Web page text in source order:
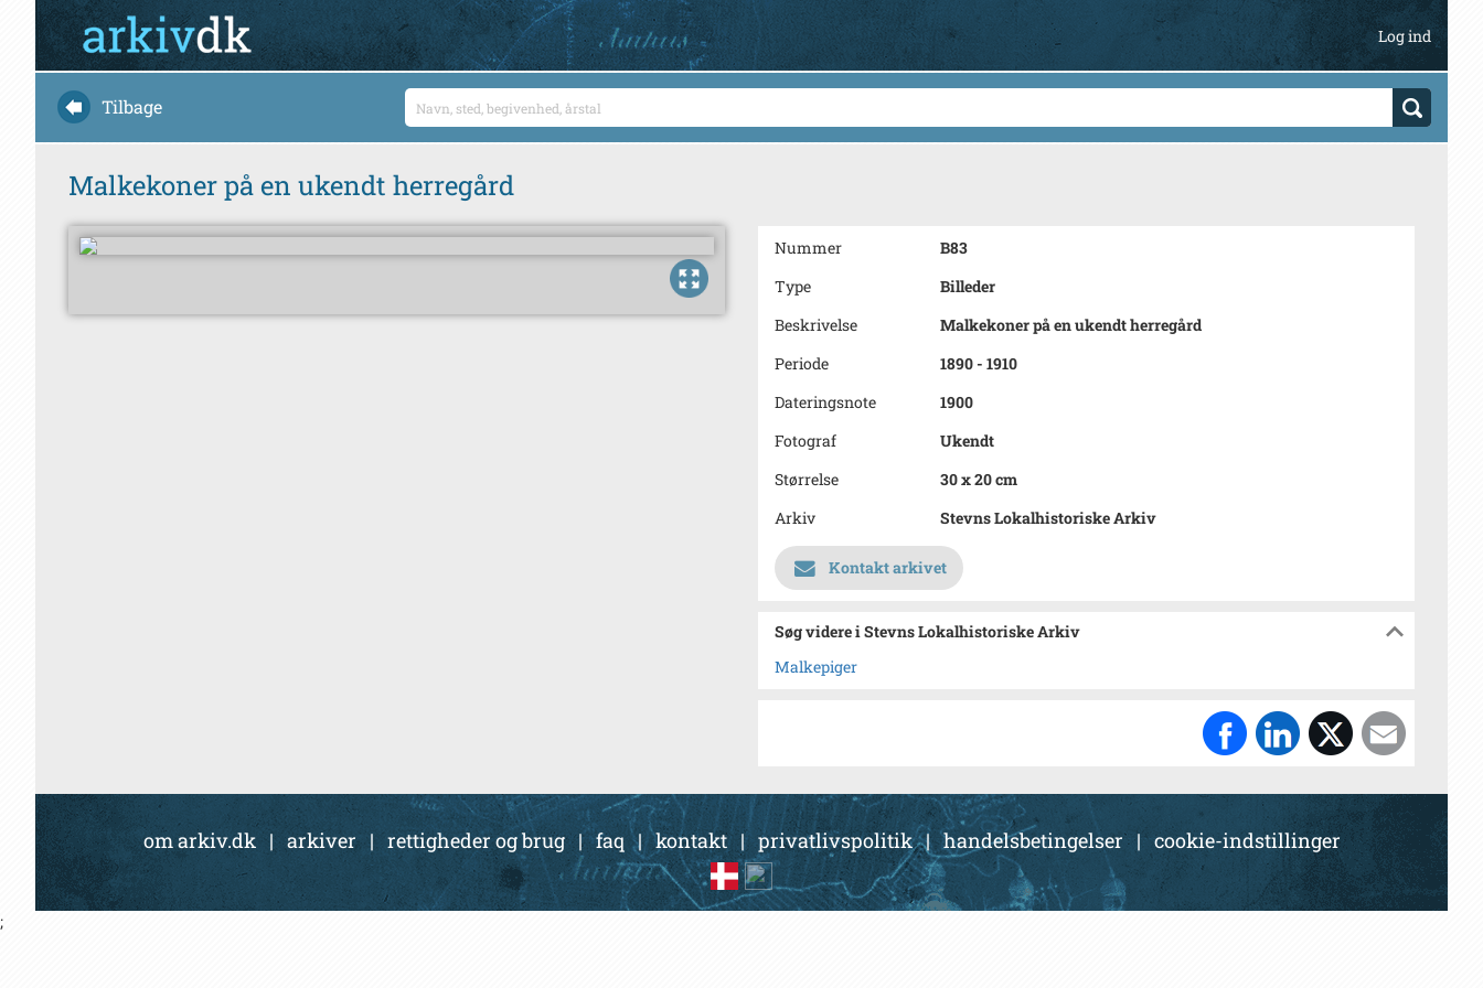
Log ind
Tilbage
Malkekoner på en ukendt herregård
Nummer
B83
Type
Billeder
Beskrivelse
Malkekoner på en ukendt herregård
Periode
1890 - 1910
Dateringsnote
1900
Fotograf
Ukendt
Størrelse
30 x 20 cm
Arkiv
Stevns Lokalhistoriske Arkiv
Kontakt arkivet
Søg videre i Stevns Lokalhistoriske Arkiv
Malkepiger
om arkiv.dk | arkiver| rettigheder og brug|faq |kontakt| privatlivspolitik|handelsbetingelser | cookie-indstillinger
;